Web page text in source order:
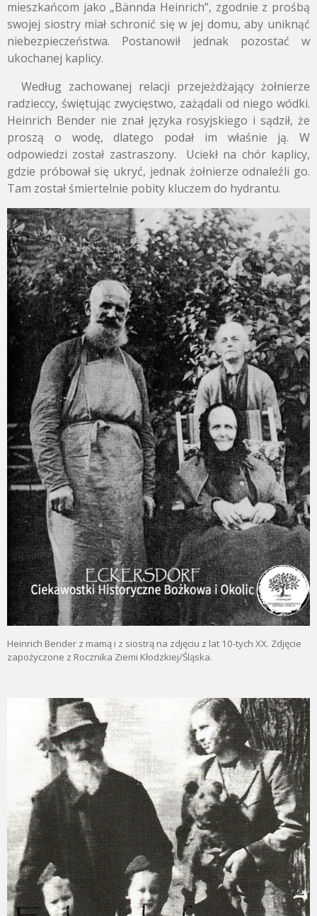
mieszkańcom jako „Bännda Heinrich”, zgodnie z prośbą
swojej siostry miał schronić się w jej domu, aby uniknąć
niebezpieczeństwa. Postanowił jednak pozostać w
ukochanej kaplicy.
Według zachowanej relacji przejeżdżający żołnierze
radzieccy, świętując zwycięstwo, zażądali od niego wódki.
Heinrich Bender nie znał języka rosyjskiego i sądził, że
proszą o wodę, dlatego podał im właśnie ją. W
odpowiedzi został zastraszony. Uciekł na chór kaplicy,
gdzie próbował się ukryć, jednak żołnierze odnaleźli go.
Tam został śmiertelnie pobity kluczem do hydrantu.
Heinrich Bender z mamą i z siostrą na zdjęciu z lat 10-tych XX. Zdjęcie
zapożyczone z Rocznika Ziemi Kłodzkiej/Śląska.